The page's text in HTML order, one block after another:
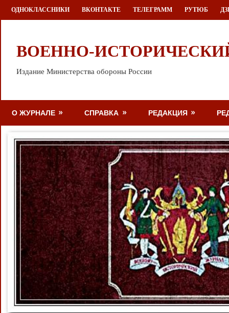
Перейти
к
ОДНОКЛАССНИКИ ВКОНТАКТЕ ТЕЛЕГРАММ РУТЮБ
ВОЕННО-
Издание Министерства обороны России
О ЖУРНАЛЕ СПРАВКА РЕДАКЦИЯ